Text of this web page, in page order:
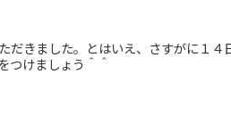
だきました。とはいえ、さすがに１
つけましょう＾＾